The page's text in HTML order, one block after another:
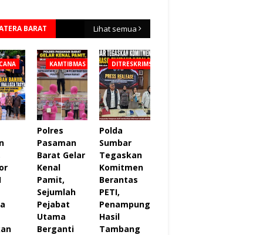
BARAT Lihat semua
KAMTIBMAS
Polres
Pasaman
Barat Gelar
Kenal
Pamit,
Sejumlah
Pejabat
Utama
Berganti
DITRESKRIMSUS
Polda
Sumbar
Tegaskan
Komitmen
Berantas
PETI,
Penampung
Hasil
Tambang